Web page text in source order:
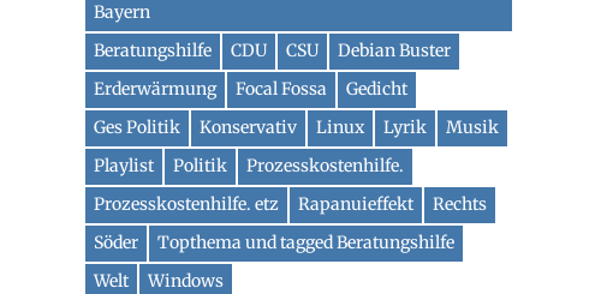
Bayern
Beratungshilfe
CDU CSU
Debian Buster
Erderwärmung
Focal Fossa
Gedicht
Ges Politik
Konservativ Linux Lyrik
Musik
Playlist
Politik
Prozesskostenhilfe.
Prozesskostenhilfe. etz
Rapanuieffekt
Rechts
Söder
Topthema und tagged Beratungshilfe
Welt
Windows